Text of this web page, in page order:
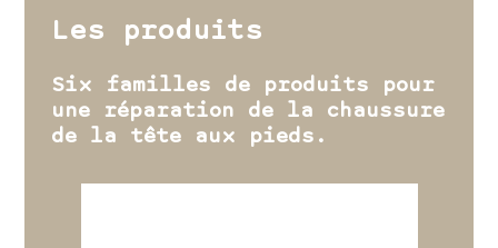
Les produits
Six familles de produits pour
une réparation de la chaussure
de la tête aux pieds.